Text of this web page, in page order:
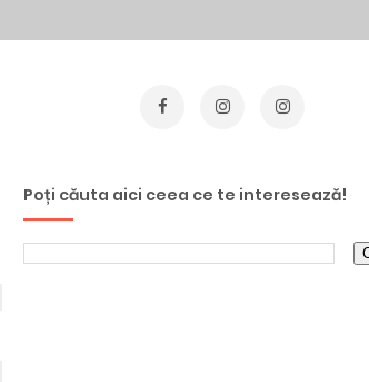
Poți căuta aici ceea ce te interesează!